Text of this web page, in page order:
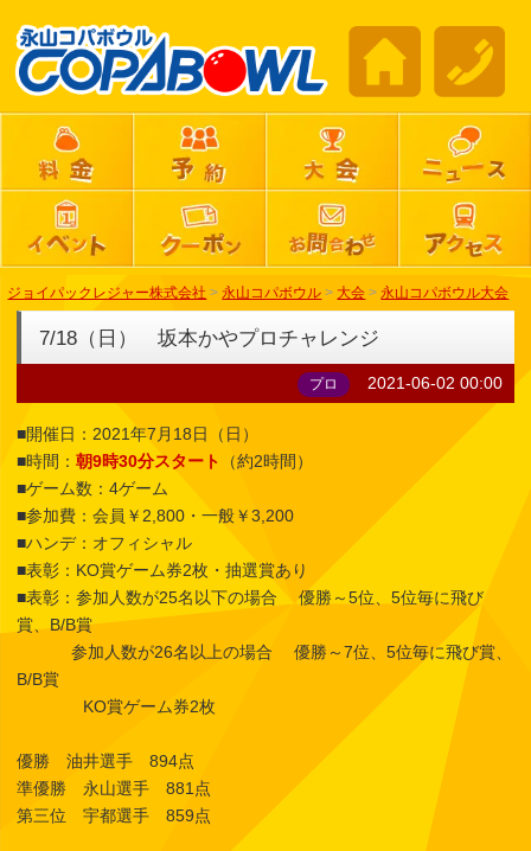
ジョイパックレジャー株式会社 > 永山コパボウル > 大会 > 永山コパボウル大会
7/18（日） 坂本かやプロチャレンジ
プロ 2021-06-02 00:00
■開催日：2021年7月18日（日）
■時間： 朝9時30分スタート
（約2時間）
■ゲーム数：4ゲーム
■参加費：会員￥2,800・一般￥3,200
■ハンデ：オフィシャル
■表彰：KO賞ゲーム券2枚・抽選賞あり
■表彰：参加人数が25名以下の場合 優勝～5位、5位毎に飛び
賞、B/B賞
参加人数が26名以上の場合 優勝～7位、5位毎に飛び賞、
B/B賞
KO賞ゲーム券2枚
優勝 油井選手 894点
準優勝 永山選手 881点
第三位 宇都選手 859点